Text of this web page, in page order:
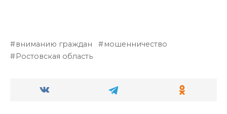
вниманию граждан
мошенничество
Ростовская область